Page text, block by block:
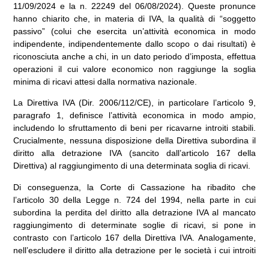
11/09/2024 e la n. 22249 del 06/08/2024). Queste pronunce
hanno chiarito che, in materia di IVA, la qualità di “soggetto
passivo” (colui che esercita un’attività economica in modo
indipendente, indipendentemente dallo scopo o dai risultati) è
riconosciuta anche a chi, in un dato periodo d’imposta, effettua
operazioni il cui valore economico non raggiunge la soglia
minima di ricavi attesi dalla normativa nazionale.
La Direttiva IVA (Dir. 2006/112/CE), in particolare l’articolo 9,
paragrafo 1, definisce l’attività economica in modo ampio,
includendo lo sfruttamento di beni per ricavarne introiti stabili.
Crucialmente, nessuna disposizione della Direttiva subordina il
diritto alla detrazione IVA (sancito dall’articolo 167 della
Direttiva) al raggiungimento di una determinata soglia di ricavi.
Di conseguenza, la Corte di Cassazione ha ribadito che
l’articolo 30 della Legge n. 724 del 1994, nella parte in cui
subordina la perdita del diritto alla detrazione IVA al mancato
raggiungimento di determinate soglie di ricavi, si pone in
contrasto con l’articolo 167 della Direttiva IVA. Analogamente,
nell’escludere il diritto alla detrazione per le società i cui introiti